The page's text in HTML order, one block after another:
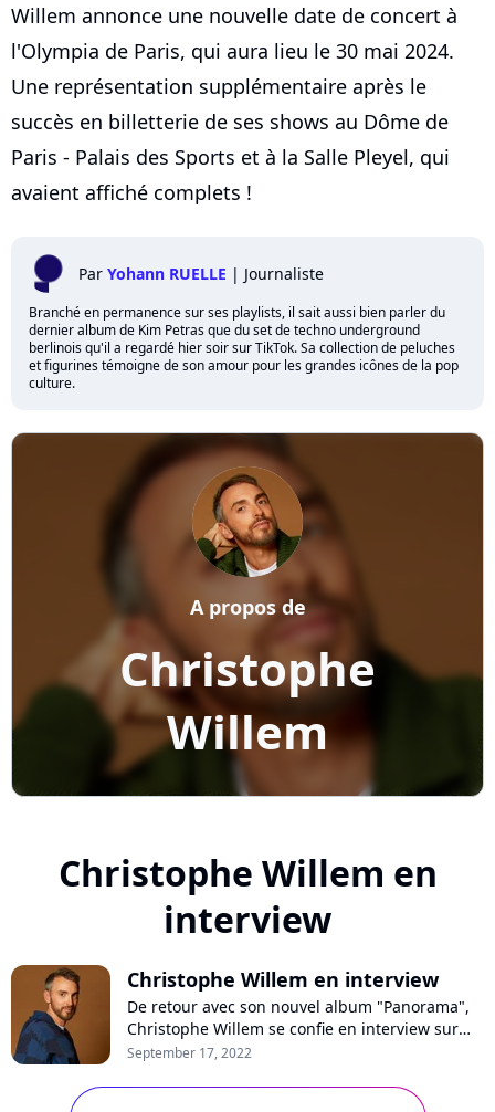
Willem annonce une nouvelle date de concert à
l'Olympia de Paris, qui aura lieu le 30 mai 2024.
Une représentation supplémentaire après le
succès en billetterie de ses shows au Dôme de
Paris - Palais des Sports et à la Salle Pleyel, qui
avaient affiché complets !
Par Yohann RUELLE | Journaliste
Branché en permanence sur ses playlists, il sait aussi bien parler du
dernier album de Kim Petras que du set de techno underground
berlinois qu'il a regardé hier soir sur TikTok. Sa collection de peluches
et figurines témoigne de son amour pour les grandes icônes de la pop
culture.
Christophe
Willem
A propos de
Christophe Willem en
interview
Christophe Willem en interview
De retour avec son nouvel album "Panorama",
Christophe Willem se confie en interview sur
Purecharts. Le chanteur se livre en toute
pour se libérer du regard des autres, le
September 17, 2022